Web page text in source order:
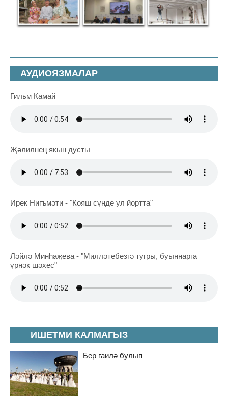
ИШЕТМИ КАЛМАГЫЗ
Бер гаилә булып
АУДИОЯЗМАЛАР
Гильм Камай
Җәлилнең якын дусты
Ирек Нигъмәти - "Кояш сүнде ул йортта"
Ләйлә Минһаҗева - "Милләтебезгә тугры, буыннарга
үрнәк шәхес"